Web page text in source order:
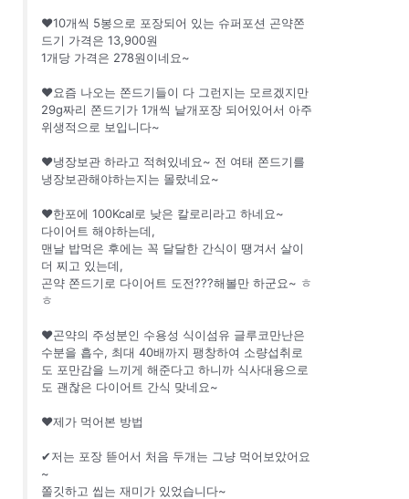
❤10개씩 5봉으로 포장되어 있는 슈퍼포션 곤약쫀
드기 가격은 13,900원
1개당 가격은 278원이네요~
❤요즘 나오는 쫀드기들이 다 그런지는 모르겠지만
29g짜리 쫀드기가 1개씩 낱개포장 되어있어서 아주
위생적으로 보입니다~
❤냉장보관 하라고 적혀있네요~ 전 여태 쫀드기를
냉장보관해야하는지는 몰랐네요~
❤한포에 100Kcal로 낮은 칼로리라고 하네요~
다이어트 해야하는데,
맨날 밥먹은 후에는 꼭 달달한 간식이 땡겨서 살이
더 찌고 있는데,
곤약 쫀드기로 다이어트 도전???해볼만 하군요~ ㅎ
ㅎ
❤곤약의 주성분인 수용성 식이섬유 글루코만난은
수분을 흡수, 최대 40배까지 팽창하여 소량섭취로
도 포만감을 느끼게 해준다고 하니까 식사대용으로
도 괜찮은 다이어트 간식 맞네요~
❤제가 먹어본 방법
✔저는 포장 뜯어서 처음 두개는 그냥 먹어보았어요
~
쫄깃하고 씹는 재미가 있었습니다~